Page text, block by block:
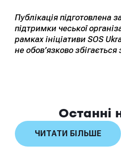
Публікація підготовлена
підтримки чеської
рамках ініціативи SOS
не обов’язково
Останні
ЧИТАТИ БІЛЬШЕ